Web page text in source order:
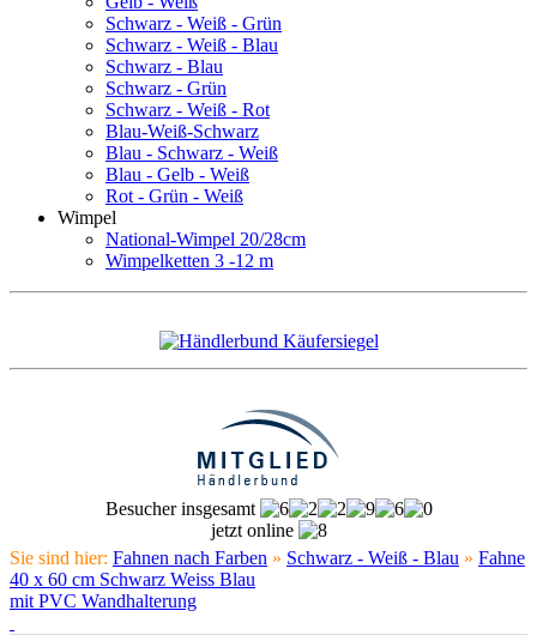
Schwarz - Weiß - Grün
Schwarz - Weiß - Blau
Schwarz - Blau
Schwarz - Grün
Schwarz - Weiß - Rot
Blau-Weiß-Schwarz
Blau - Schwarz - Weiß
Blau - Gelb - Weiß
Rot - Grün - Weiß
Wimpel
National-Wimpel 20/28cm
Wimpelketten 3 -12 m
Besucher insgesamt
jetzt online
Sie sind hier: Fahnen nach Farben » Schwarz - Weiß - Blau » Fahne
40 x 60 cm Schwarz Weiss Blau
mit PVC Wandhalterung